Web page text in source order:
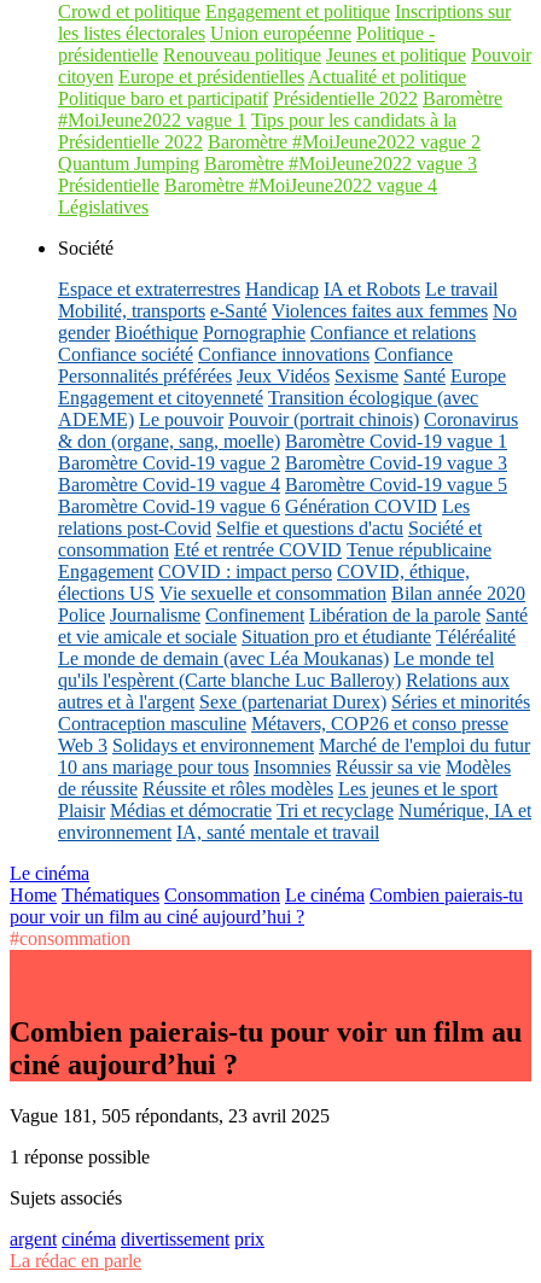
Crowd et politique Engagement et politique Inscriptions sur
les listes électorales Union européenne Politique -
présidentielle Renouveau politique Jeunes et politique Pouvoir
citoyen Europe et présidentielles Actualité et politique
Politique baro et participatif Présidentielle 2022 Baromètre
#MoiJeune2022 vague 1 Tips pour les candidats à la
Présidentielle 2022 Baromètre #MoiJeune2022 vague 2
Quantum Jumping Baromètre #MoiJeune2022 vague 3
Présidentielle Baromètre #MoiJeune2022 vague 4
Législatives
Société
Espace et extraterrestres Handicap IA et Robots Le travail
Mobilité, transports e-Santé Violences faites aux femmes No
gender Bioéthique Pornographie Confiance et relations
Confiance société Confiance innovations Confiance
Personnalités préférées Jeux Vidéos Sexisme Santé Europe
Engagement et citoyenneté Transition écologique (avec
ADEME) Le pouvoir Pouvoir (portrait chinois) Coronavirus
& don (organe, sang, moelle) Baromètre Covid-19 vague 1
Baromètre Covid-19 vague 2 Baromètre Covid-19 vague 3
Baromètre Covid-19 vague 4 Baromètre Covid-19 vague 5
Baromètre Covid-19 vague 6 Génération COVID Les
relations post-Covid Selfie et questions d'actu Société et
consommation Eté et rentrée COVID Tenue républicaine
Engagement COVID : impact perso COVID, éthique,
élections US Vie sexuelle et consommation Bilan année 2020
Police Journalisme Confinement Libération de la parole Santé
et vie amicale et sociale Situation pro et étudiante Téléréalité
Le monde de demain (avec Léa Moukanas) Le monde tel
qu'ils l'espèrent (Carte blanche Luc Balleroy) Relations aux
autres et à l'argent Sexe (partenariat Durex) Séries et minorités
Contraception masculine Métavers, COP26 et conso presse
Web 3 Solidays et environnement Marché de l'emploi du futur
10 ans mariage pour tous Insomnies Réussir sa vie Modèles
de réussite Réussite et rôles modèles Les jeunes et le sport
Plaisir Médias et démocratie Tri et recyclage Numérique, IA et
environnement IA, santé mentale et travail
Le cinéma
Home Thématiques Consommation Le cinéma Combien paierais-tu
pour voir un film au ciné aujourd’hui ?
#consommation
Combien paierais-tu pour voir un film au
ciné aujourd’hui ?
Vague 181, 505 répondants, 23 avril 2025
1 réponse possible
Sujets associés
argent cinéma divertissement prix
La rédac en parle